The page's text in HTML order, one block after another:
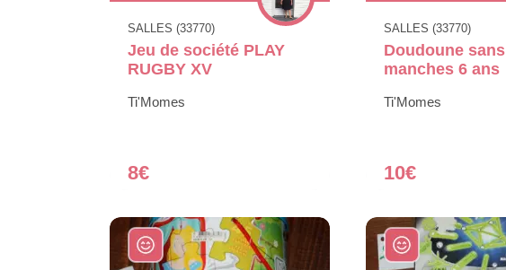
SALLES (33770)
Jeu de société PLAY
RUGBY XV
Ti'Momes
8€
SALLES (33770)
Doudoune sans
manches 6 ans
Ti'Momes
10€